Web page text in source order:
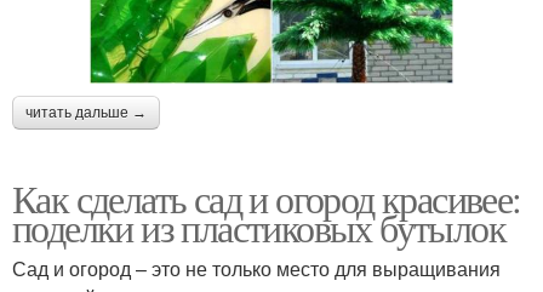
читать дальше →
Как сделать сад и огород красивее:
поделки из пластиковых бутылок
Сад и огород – это не только место для выращивания